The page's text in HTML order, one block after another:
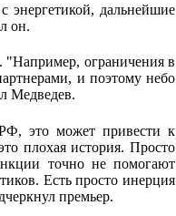
дальнейшие
он.
"Например, ограничения в
и поэтому небо
Медведев.
РФ, это может привести к
плохая история. Просто
точно не помогают
Есть просто инерция
премьер.